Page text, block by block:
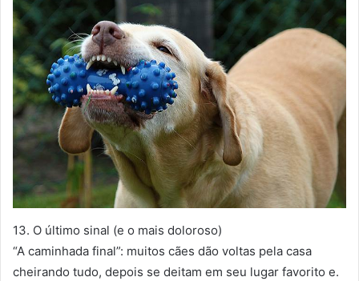
13. O último sinal (e o mais doloroso)
“A caminhada final”: muitos cães dão voltas pela casa
cheirando tudo, depois se deitam em seu lugar favorito e.